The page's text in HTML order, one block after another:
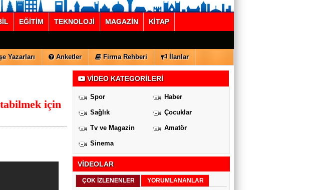
EĞİTİM TEKNOLOJİ MAGAZİN KİTAP
Yazarları Anketler Firma Rehberi İlanlar
için
VİDEO KATEGORİLERİ
Spor Haber
Sağlık Çocuklar
Tv ve Magazin Amatör
Sinema
VİDEOLAR
ÇOK İZLENENLER YORUMLANANLAR